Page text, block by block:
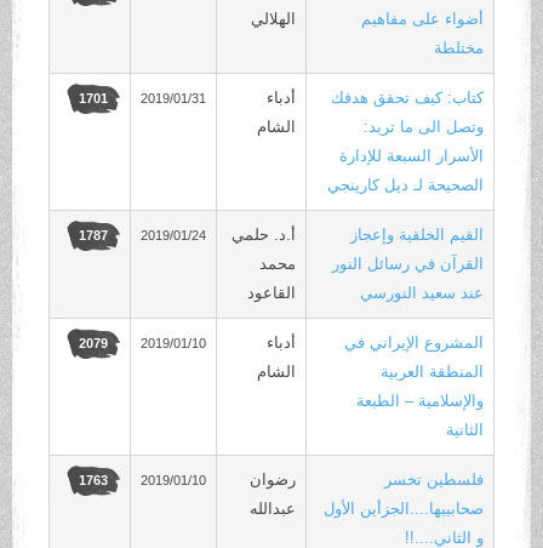
أضواء على مفاهيم
مختلطة
الهلالي
كتاب: كيف تحقق هدفك
وتصل الى ما تريد:
الأسرار السبعة للإدارة
الصحيحة لـ ديل كارينجي
أدباء
الشام
2019/01/31
1701
القيم الخلقية وإعجاز
القرآن في رسائل النور
عند سعيد النورسي
أ.د. حلمي
محمد
القاعود
2019/01/24
1787
المشروع الإيراني في
المنطقة العربية
والإسلامية – الطبعة
الثانية
أدباء
الشام
2019/01/10
2079
فلسطين تخسر
صحابييها....الجزأين الأول
و الثاني....!!
رضوان
عبدالله
2019/01/10
1763